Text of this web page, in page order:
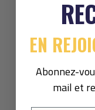
EN
Abonnez-
mail et